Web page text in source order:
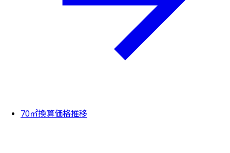
70㎡換算価格推移